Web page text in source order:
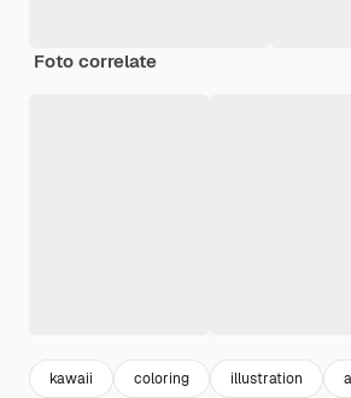
Foto correlate
kawaii coloring illustration